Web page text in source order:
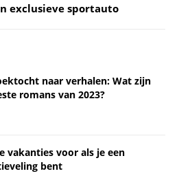
exclusieve sportauto
naar verhalen: Wat zijn
romans van 2023?
vakanties voor als je een
bent